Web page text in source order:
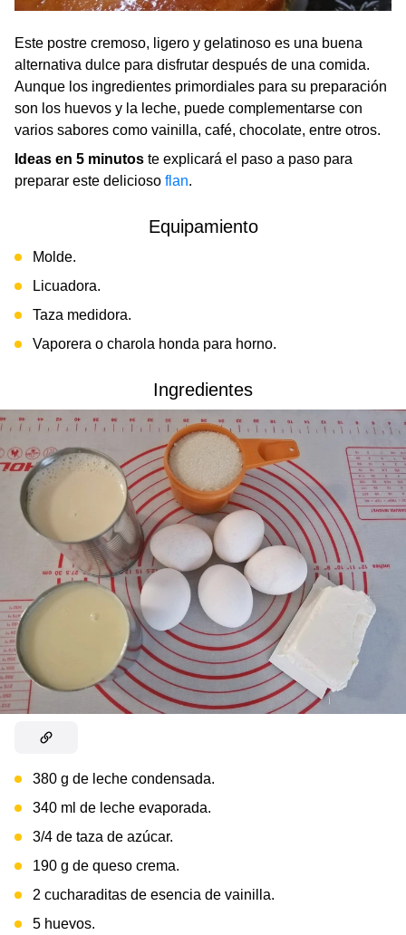
Este postre cremoso, ligero y gelatinoso es una buena
alternativa dulce para disfrutar después de una comida.
Aunque los ingredientes primordiales para su preparación
son los huevos y la leche, puede complementarse con
varios sabores como vainilla, café, chocolate, entre otros.
Ideas en 5 minutos te explicará el paso a paso para
preparar este delicioso flan.
Equipamiento
Molde.
Licuadora.
Taza medidora.
Vaporera o charola honda para horno.
Ingredientes
380 g de leche condensada.
340 ml de leche evaporada.
3/4 de taza de azúcar.
190 g de queso crema.
2 cucharaditas de esencia de vainilla.
5 huevos.